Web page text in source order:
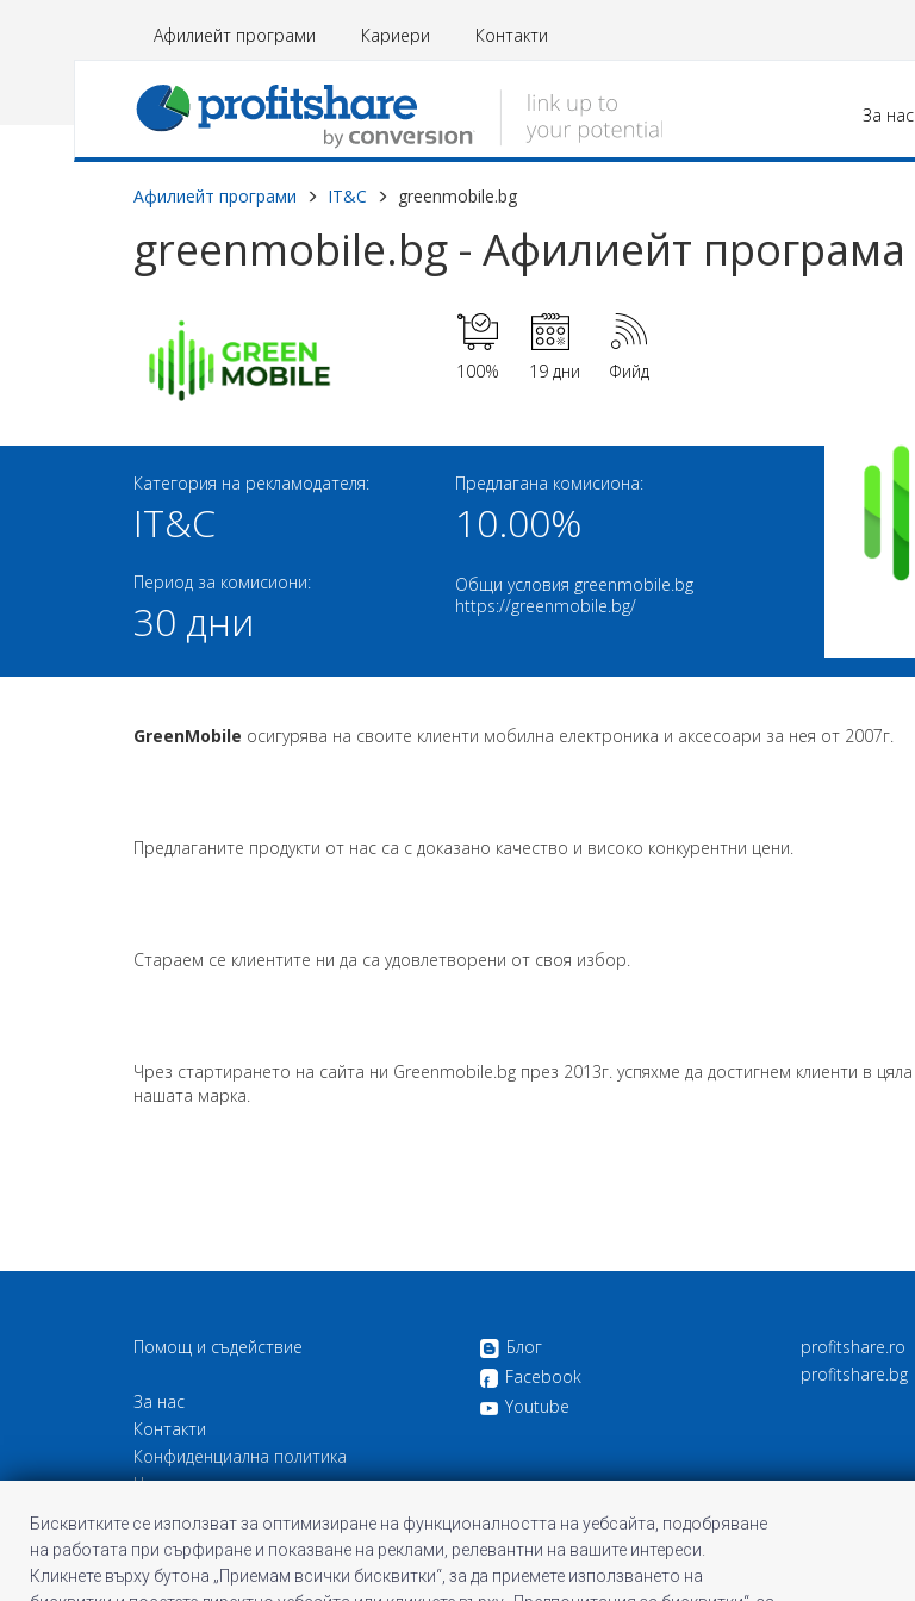
Афилиейт програми Кариери Контакти
За нас
Афилиейт програми IT&C greenmobile.bg
greenmobile.bg - Афилиейт програма
100% 19 дни Фийд
Категория на рекламодателя:
IT&C
Период за комисиони:
30 дни
Предлагана комисиона:
10.00%
Общи условия greenmobile.bg
https://greenmobile.bg/
GreenMobile осигурява на своите клиенти мобилна електроника и аксесоари за нея от 2007г.
Предлаганите продукти от нас са с доказано качество и високо конкурентни цени.
Стараем се клиентите ни да са удовлетворени от своя избор.
Чрез стартирането на сайта ни Greenmobile.bg през 2013г. успяхме да достигнем клиенти в
нашата марка.
Помощ и съдействие
За нас
Контакти
Конфиденциална политика
Често задавани въпроси
Общи условия на Profitshare
Блог
Facebook
Youtube
profitshare.ro
profitshare.bg
Бисквитките се използват за оптимизиране на функционалността на уебсайта, подобряване
на работата при сърфиране и показване на реклами, релевантни на вашите интереси.
Кликнете върху бутона „Приемам всички бисквитки“, за да приемете използването на